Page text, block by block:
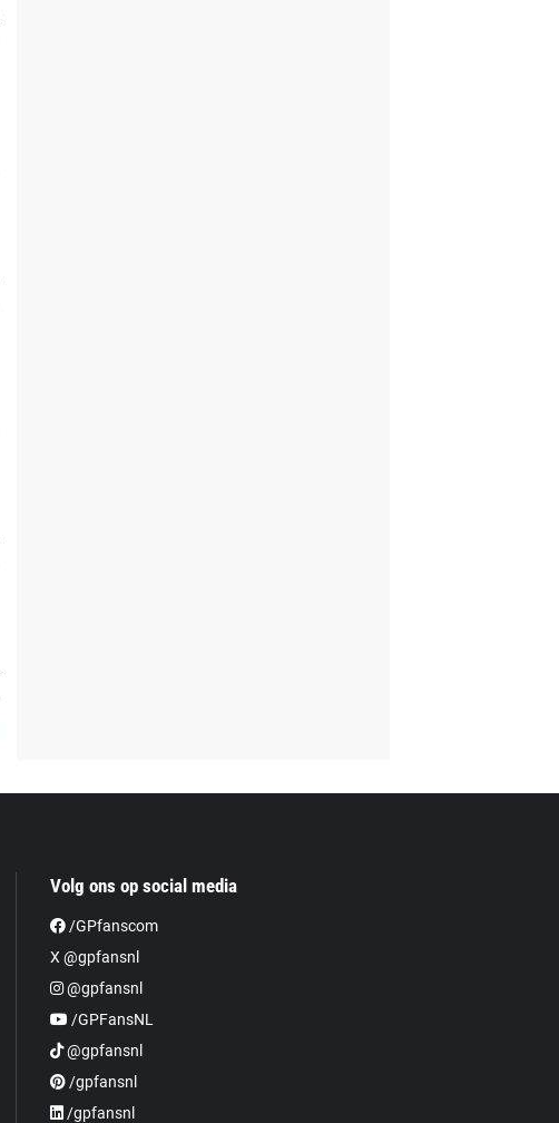
Volg ons op social media
/GPfanscom
X @gpfansnl
@gpfansnl
/GPFansNL
@gpfansnl
/gpfansnl
/gpfansnl